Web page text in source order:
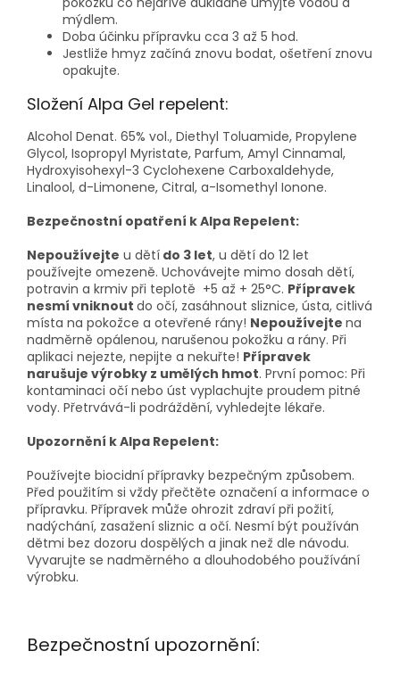
mýdlem.
Doba účinku přípravku cca 3 až 5 hod.
Jestliže hmyz začíná znovu bodat, ošetření znovu
opakujte.
Složení Alpa Gel repelent:
Alcohol Denat. 65% vol., Diethyl Toluamide, Propylene
Glycol, Isopropyl Myristate, Parfum, Amyl Cinnamal,
Hydroxyisohexyl-3 Cyclohexene Carboxaldehyde,
Linalool, d-Limonene, Citral, a-Isomethyl Ionone.
Bezpečnostní opatření k Alpa Repelent:
Nepoužívejte u dětí do 3 let, u dětí do 12 let
používejte omezeně. Uchovávejte mimo dosah dětí,
potravin a krmiv při teplotě +5 až + 25°C. Přípravek
nesmí vniknout do očí, zasáhnout sliznice, ústa, citlivá
místa na pokožce a otevřené rány! Nepoužívejte na
nadměrně opálenou, narušenou pokožku a rány. Při
aplikaci nejezte, nepijte a nekuřte! Přípravek
narušuje výrobky z umělých hmot. První pomoc: Při
kontaminaci očí nebo úst vyplachujte proudem pitné
vody. Přetrvává-li podráždění, vyhledejte lékaře.
Upozornění k Alpa Repelent:
Používejte biocidní přípravky bezpečným způsobem.
Před použitím si vždy přečtěte označení a informace o
přípravku. Přípravek může ohrozit zdraví při požití,
nadýchání, zasažení sliznic a očí. Nesmí být používán
dětmi bez dozoru dospělých a jinak než dle návodu.
Vyvarujte se nadměrného a dlouhodobého používání
výrobku.
Bezpečnostní upozornění: